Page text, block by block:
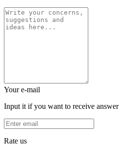
Your e-mail
Input it if you want to receive answer
Rate us